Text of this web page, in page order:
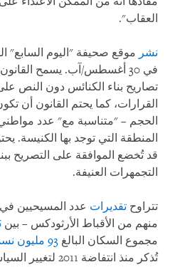
العقاب".
نشر موقع صحيفة "اليوم السابع"
في 30 أغسطس/آب. يسمح
تصاريح بناء الكنائس دون النص
القرارات، كما يحتم القانون أن
الحجم – "متناسبة مع" عدد
المنطقة التي توجد بها الكنيسة.
قد تُخضع الموافقة على التصريح
التجمهرات العنيفة.
تتراوح تقديرات عدد المسيحيين
منهم من الأقباط الأرثودكس – بين 6
مجموع السكان البالغ 93 مليون نسمة
تُذكر منذ انتفاضة